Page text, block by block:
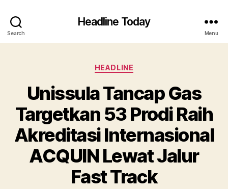
Search
Headline Today
Menu
Categories
HEADLINE
Unissula Tancap Gas
Targetkan 53 Prodi Raih
Akreditasi Internasional
ACQUIN Lewat Jalur
Fast Track